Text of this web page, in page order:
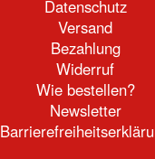
Datenschutz
Versand
Bezahlung
Widerruf
Wie bestellen?
Newsletter